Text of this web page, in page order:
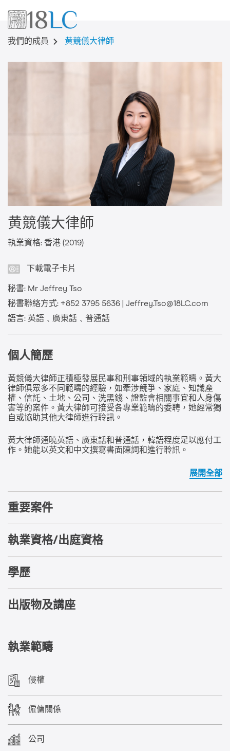
我們的成員 黄競儀大律師
黄競儀大律師
執業資格: 香港 (2019)
下載電子卡片
秘書: Mr Jeffrey Tso
秘書聯絡方式: +852 3795 5636 | Jeffrey.Tso@18LC.com
語言: 英語﹑廣東話﹑普通話
個人簡歷
黃競儀大律師正積極發展民事和刑事領域的執業範疇。黃大
律師俱眾多不同範疇的經驗，如牽涉競爭、家庭、知識產
權、信託、土地、公司、洗黑錢、證監會相關事宜和人身傷
害等的案件。黃大律師可接受各專業範疇的委聘，她經常獨
自或協助其他大律師進行聆訊。
黃大律師通曉英語、廣東話和普通話，韓語程度足以應付工
作。她能以英文和中文撰寫書面陳詞和進行聆訊。
展開全部
重要案件
執業資格/出庭資格
學歷
出版物及講座
執業範疇
侵權
僱傭關係
公司